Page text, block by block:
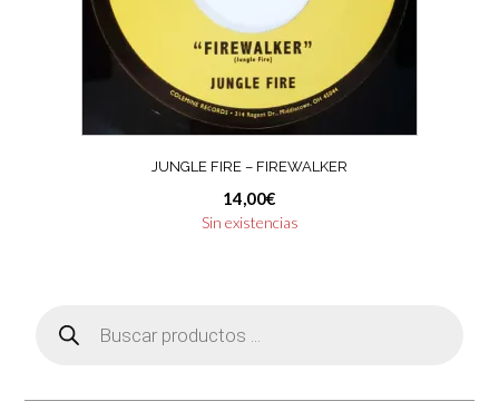
JUNGLE FIRE – FIREWALKER
14,00€
Sin existencias
productos